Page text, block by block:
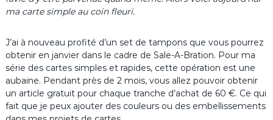
ma carte simple au coin fleuri.
J’ai à nouveau profité d’un set de tampons que vous pourrez
obtenir en janvier dans le cadre de Sale-A-Bration. Pour ma
série des cartes simples et rapides, cette opération est une
aubaine. Pendant près de 2 mois, vous allez pouvoir obtenir
un article gratuit pour chaque tranche d’achat de 60 €. Ce qui
fait que je peux ajouter des couleurs ou des embellissements